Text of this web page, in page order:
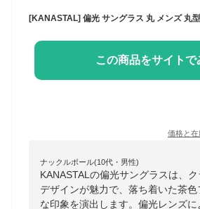
この商品をサイトで
価格と在
ナックルボール(10代・男性)
KANASTALの偏光サングラスは、
デザインが魅力で、落ち着いた茶色
な印象を演出します。偏光レンズ